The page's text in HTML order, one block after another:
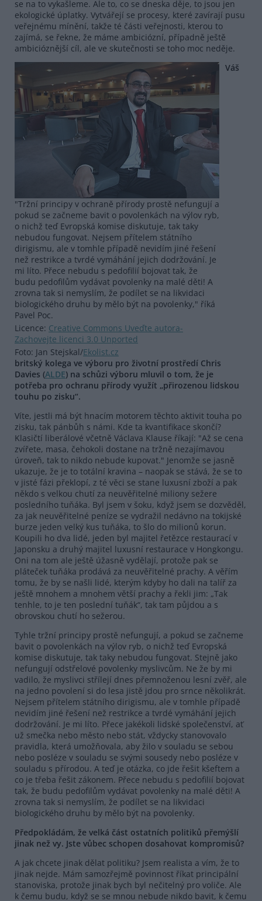
se na to vykašleme. Ale to, co se dneska děje, to jsou jen
ekologické úplatky. Vytvářejí se procesy, které zavírají pusu
veřejnému mínění, takže té části veřejnosti, kterou to
zajímá, se řekne, že máme ambiciózní, případně ještě
ambicióznější cíl, ale ve skutečnosti se toho moc neděje.
"Tržní principy v ochraně přírody prostě nefungují a
pokud se začneme bavit o povolenkách na výlov ryb,
o nichž teď Evropská komise diskutuje, tak taky
nebudou fungovat. Nejsem přítelem státního
dirigismu, ale v tomhle případě nevidím jiné řešení
než restrikce a tvrdé vymáhání jejich dodržování. Je
mi líto. Přece nebudu s pedofilií bojovat tak, že
budu pedofilům vydávat povolenky na malé děti! A
zrovna tak si nemyslím, že podílet se na likvidaci
biologického druhu by mělo být na povolenky," říká
Pavel Poc.
Licence: Creative Commons Uveďte autora-
Zachovejte licenci 3.0 Unported
Foto: Jan Stejskal/Ekolist.cz
Váš
britský kolega ve výboru pro životní prostředí Chris
Davies (ALDE) na schůzi výboru mluvil o tom, že je
potřeba pro ochranu přírody využít „přirozenou lidskou
touhu po zisku“.
Víte, jestli má být hnacím motorem těchto aktivit touha po
zisku, tak pánbůh s námi. Kde ta kvantifikace skončí?
Klasičtí liberálové včetně Václava Klause říkají: "Až se cena
zvířete, masa, čehokoli dostane na tržně nezajímavou
úroveň, tak to nikdo nebude kupovat." Jenomže se jasně
ukazuje, že je to totální kravina – naopak se stává, že se to
v jisté fázi překlopí, z té věci se stane luxusní zboží a pak
někdo s velkou chutí za neuvěřitelné miliony sežere
posledního tuňáka. Byl jsem v šoku, když jsem se dozvěděl,
za jak neuvěřitelné peníze se vydražil nedávno na tokijské
burze jeden velký kus tuňáka, to šlo do milionů korun.
Koupili ho dva lidé, jeden byl majitel řetězce restaurací v
Japonsku a druhý majitel luxusní restaurace v Hongkongu.
Oni na tom ale ještě úžasně vydělají, protože pak se
pláteček tuňáka prodává za neuvěřitelné prachy. A věřím
tomu, že by se našli lidé, kterým kdyby ho dali na talíř za
ještě mnohem a mnohem větší prachy a řekli jim: „Tak
tenhle, to je ten poslední tuňák“, tak tam půjdou a s
obrovskou chutí ho sežerou.
Tyhle tržní principy prostě nefungují, a pokud se začneme
bavit o povolenkách na výlov ryb, o nichž teď Evropská
komise diskutuje, tak taky nebudou fungovat. Stejně jako
nefungují odstřelové povolenky myslivcům. Ne že by mi
vadilo, že myslivci střílejí dnes přemnoženou lesní zvěř, ale
na jedno povolení si do lesa jistě jdou pro srnce několikrát.
Nejsem přítelem státního dirigismu, ale v tomhle případě
nevidím jiné řešení než restrikce a tvrdé vymáhání jejich
dodržování. Je mi líto. Přece jakékoli lidské společenství, ať
už smečka nebo město nebo stát, vždycky stanovovalo
pravidla, která umožňovala, aby žilo v souladu se sebou
nebo posléze v souladu se svými sousedy nebo posléze v
souladu s přírodou. A teď je otázka, co jde řešit kšeftem a
co je třeba řešit zákonem. Přece nebudu s pedofilií bojovat
tak, že budu pedofilům vydávat povolenky na malé děti! A
zrovna tak si nemyslím, že podílet se na likvidaci
biologického druhu by mělo být na povolenky.
Předpokládám, že velká část ostatních politiků přemýšlí
jinak než vy. Jste vůbec schopen dosahovat kompromisů?
A jak chcete jinak dělat politiku? Jsem realista a vím, že to
jinak nejde. Mám samozřejmě povinnost říkat principální
stanoviska, protože jinak bych byl nečitelný pro voliče. Ale
k čemu budu, když se se mnou nebude nikdo bavit, k čemu